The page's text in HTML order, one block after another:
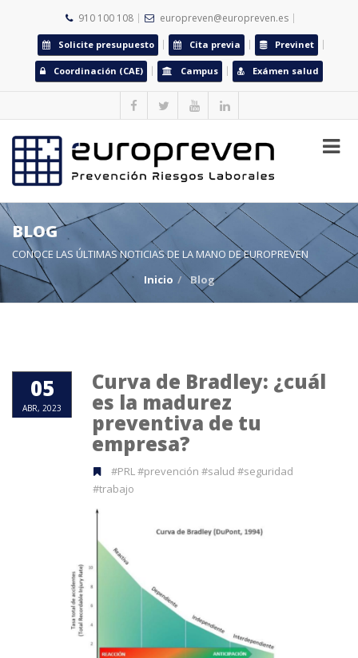
910 100 108 europreven@europreven.es
Solicite presupuesto Cita previa Previnet
Coordinación (CAE) Campus Exámen salud
BLOG
CONOCE LAS ÚLTIMAS NOTICIAS DE LA MANO DE EUROPREVEN
Inicio
Blog
05
ABR, 2023
Curva de Bradley: ¿cuál
es la madurez
preventiva de tu
empresa?
#PRL #prevención #salud #seguridad
#trabajo